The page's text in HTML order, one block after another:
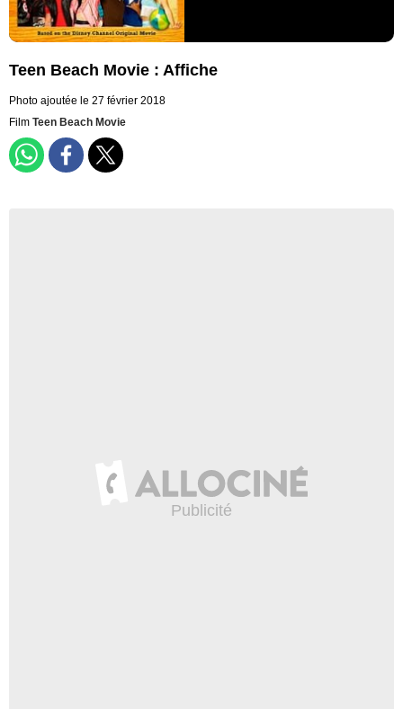
Teen Beach Movie : Affiche
Photo ajoutée le 27 février 2018
Film Teen Beach Movie